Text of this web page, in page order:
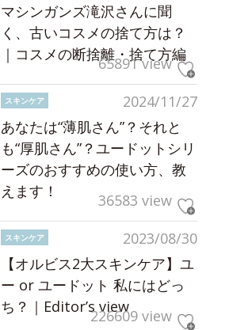
マシンガンズ滝沢さんに聞
く、古いコスメの捨て方は？
｜コスメの断捨離・捨て方編
65891 view
2024/11/27
スキンケア
あなたは“薄肌さん”？それと
も“厚肌さん”？ユードットシリ
ーズのおすすめの使い方、教
えます！
36583 view
2023/08/30
スキンケア
【オルビス2大スキンケア】ユ
ー or ユードット 私にはどっ
ち？｜Editor’s view226609 view